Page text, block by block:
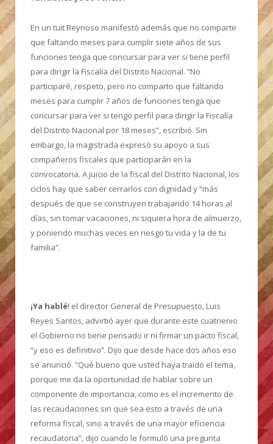
En un tuit Reynoso manifestó además que no comparte
que faltando meses para cumplir siete años de sus
funciones tenga que concursar para ver si tiene perfil
para dirigir la Fiscalía del Distrito Nacional. “No
participaré, respeto, pero no comparto que faltando
meses para cumplir 7 años de funciones tenga que
concursar para ver si tengo perfil para dirigir la Fiscalía
del Distrito Nacional por 18 meses”, escribió. Sin
embargo, la magistrada expresó su apoyo a sus
compañeros fiscales que participarán en la
convocatoria. A juicio de la fiscal del Distrito Nacional, los
ciclos hay que saber cerrarlos con dignidad y “más
después de que se construyen trabajando 14 horas al
días, sin tomar vacaciones, ni siquiera hora de almuerzo,
y poniendo muchas veces en riesgo tu vida y la de tu
familia”.
¡Ya hablé! el director General de Presupuesto, Luis
Reyes Santos, advirtió ayer que durante este cuatrienio
el Gobierno no tiene pensado ir ni firmar un pacto fiscal,
“y eso es definitivo”. Dijo que desde hace dos años eso
se anunció. “Qué bueno que usted haya traído el tema,
porque me da la oportunidad de hablar sobre un
componente de importancia, como es el incremento de
las recaudaciones sin que sea esto a través de una
reforma fiscal, sino a través de una mayor eficiencia
recaudatoria”, dijo cuando le formuló una pregunta